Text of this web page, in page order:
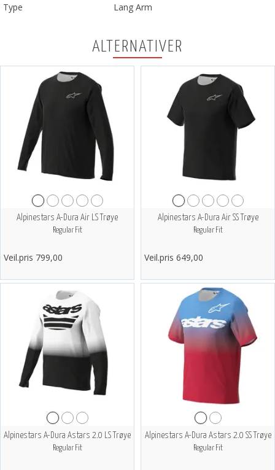
Type
Lang Arm
ALTERNATIVER
Alpinestars A-Dura Air LS Trøye
Regular Fit
Veil.pris 799,00
Alpinestars A-Dura Air SS Trøye
Regular Fit
Veil.pris 649,00
Alpinestars A-Dura Astars 2.0 LS Trøye
Regular Fit
Alpinestars A-Dura Astars 2.0 SS Trøye
Regular Fit